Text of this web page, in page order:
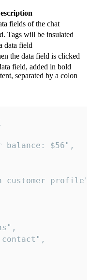
fields of the chat
Tags will be insulated
data field
the data field is clicked
field, added in bold
separated by a colon
balance: $56",
customer